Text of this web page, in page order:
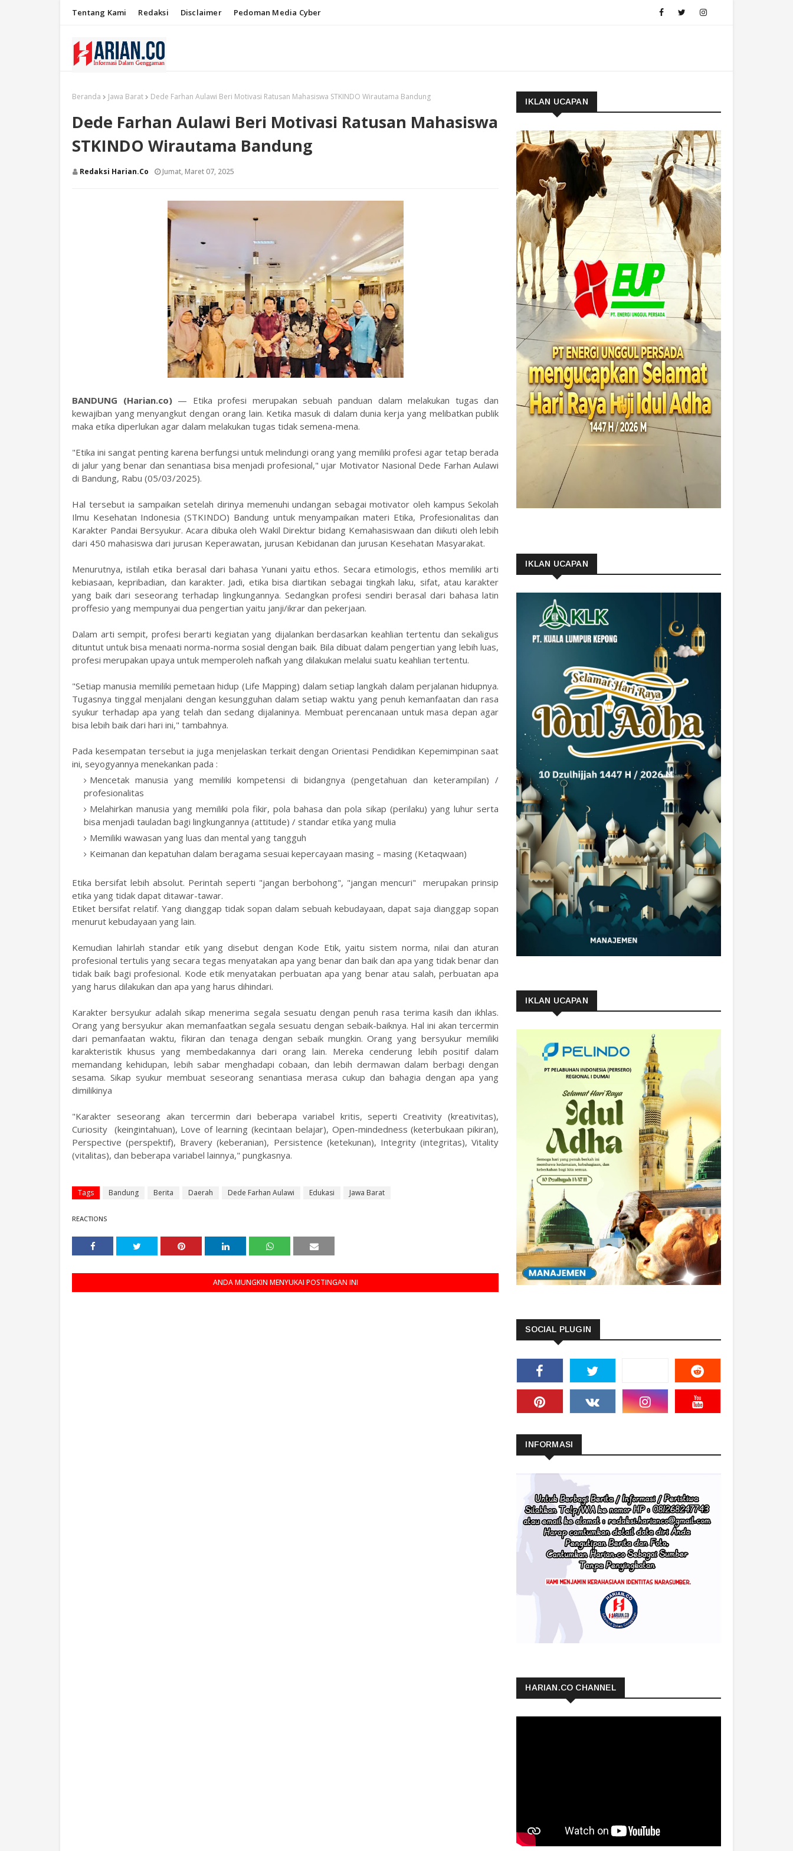
Tentang Kami Redaksi Disclaimer Pedoman Media Cyber
Beranda Jawa Barat Dede Farhan Aulawi Beri Motivasi Ratusan Mahasiswa STKINDO Wirautama Bandung
Dede Farhan Aulawi Beri Motivasi Ratusan Mahasiswa
STKINDO Wirautama Bandung
Redaksi Harian.co Jumat, Maret 07, 2025
BANDUNG (Harian.co) — Etika profesi merupakan sebuah panduan dalam melakukan tugas dan
kewajiban yang menyangkut dengan orang lain. Ketika masuk di dalam dunia kerja yang melibatkan publik
maka etika diperlukan agar dalam melakukan tugas tidak semena-mena.
"Etika ini sangat penting karena berfungsi untuk melindungi orang yang memiliki profesi agar tetap berada
di jalur yang benar dan senantiasa bisa menjadi profesional," ujar Motivator Nasional Dede Farhan Aulawi
di Bandung, Rabu (05/03/2025).
Hal tersebut ia sampaikan setelah dirinya memenuhi undangan sebagai motivator oleh kampus Sekolah
Ilmu Kesehatan Indonesia (STKINDO) Bandung untuk menyampaikan materi Etika, Profesionalitas dan
Karakter Pandai Bersyukur. Acara dibuka oleh Wakil Direktur bidang Kemahasiswaan dan diikuti oleh lebih
dari 450 mahasiswa dari jurusan Keperawatan, jurusan Kebidanan dan jurusan Kesehatan Masyarakat.
Menurutnya, istilah etika berasal dari bahasa Yunani yaitu ethos. Secara etimologis, ethos memiliki arti
kebiasaan, kepribadian, dan karakter. Jadi, etika bisa diartikan sebagai tingkah laku, sifat, atau karakter
yang baik dari seseorang terhadap lingkungannya. Sedangkan profesi sendiri berasal dari bahasa latin
proffesio yang mempunyai dua pengertian yaitu janji/ikrar dan pekerjaan.
Dalam arti sempit, profesi berarti kegiatan yang dijalankan berdasarkan keahlian tertentu dan sekaligus
dituntut untuk bisa menaati norma-norma sosial dengan baik. Bila dibuat dalam pengertian yang lebih luas,
profesi merupakan upaya untuk memperoleh nafkah yang dilakukan melalui suatu keahlian tertentu.
"Setiap manusia memiliki pemetaan hidup (Life Mapping) dalam setiap langkah dalam perjalanan hidupnya.
Tugasnya tinggal menjalani dengan kesungguhan dalam setiap waktu yang penuh kemanfaatan dan rasa
syukur terhadap apa yang telah dan sedang dijalaninya. Membuat perencanaan untuk masa depan agar
bisa lebih baik dari hari ini," tambahnya.
Pada kesempatan tersebut ia juga menjelaskan terkait dengan Orientasi Pendidikan Kepemimpinan saat
ini, seyogyannya menekankan pada :
Mencetak manusia yang memiliki kompetensi di bidangnya (pengetahuan dan keterampilan) /
profesionalitas
Melahirkan manusia yang memiliki pola fikir, pola bahasa dan pola sikap (perilaku) yang luhur serta
bisa menjadi tauladan bagi lingkungannya (attitude) / standar etika yang mulia
Memiliki wawasan yang luas dan mental yang tangguh
Keimanan dan kepatuhan dalam beragama sesuai kepercayaan masing – masing (Ketaqwaan)
Etika bersifat lebih absolut. Perintah seperti "jangan berbohong", "jangan mencuri" merupakan prinsip
etika yang tidak dapat ditawar-tawar.
Etiket bersifat relatif. Yang dianggap tidak sopan dalam sebuah kebudayaan, dapat saja dianggap sopan
menurut kebudayaan yang lain.
Kemudian lahirlah standar etik yang disebut dengan Kode Etik, yaitu sistem norma, nilai dan aturan
profesional tertulis yang secara tegas menyatakan apa yang benar dan baik dan apa yang tidak benar dan
tidak baik bagi profesional. Kode etik menyatakan perbuatan apa yang benar atau salah, perbuatan apa
yang harus dilakukan dan apa yang harus dihindari.
Karakter bersyukur adalah sikap menerima segala sesuatu dengan penuh rasa terima kasih dan ikhlas.
Orang yang bersyukur akan memanfaatkan segala sesuatu dengan sebaik-baiknya. Hal ini akan tercermin
dari pemanfaatan waktu, fikiran dan tenaga dengan sebaik mungkin. Orang yang bersyukur memiliki
karakteristik khusus yang membedakannya dari orang lain. Mereka cenderung lebih positif dalam
memandang kehidupan, lebih sabar menghadapi cobaan, dan lebih dermawan dalam berbagi dengan
sesama. Sikap syukur membuat seseorang senantiasa merasa cukup dan bahagia dengan apa yang
dimilikinya
"Karakter seseorang akan tercermin dari beberapa variabel kritis, seperti Creativity (kreativitas),
Curiosity (keingintahuan), Love of learning (kecintaan belajar), Open-mindedness (keterbukaan pikiran),
Perspective (perspektif), Bravery (keberanian), Persistence (ketekunan), Integrity (integritas), Vitality
(vitalitas), dan beberapa variabel lainnya," pungkasnya.
Tags Bandung Berita Daerah Dede Farhan Aulawi Edukasi Jawa Barat
REACTIONS
ANDA MUNGKIN MENYUKAI POSTINGAN INI
IKLAN UCAPAN
IKLAN UCAPAN
IKLAN UCAPAN
SOCIAL PLUGIN
INFORMASI
HARIAN.CO CHANNEL